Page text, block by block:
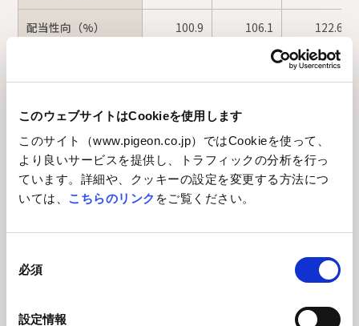
このウェブサイトはCookieを使用します
このサイト（www.pigeon.co.jp）ではCookieを使って、
より良いサービスを提供し、トラフィックの分析を行っ
ています。詳細や、クッキーの設定を変更する方法につ
いては、 こちらのリンク をご覧ください。
必須
設定情報
配当性向（%） 100.9 106.1 122.6
2013年8月1日を効力発生日として、普通株式1株につき2株の
株につき3株の割合で株式分割を行っています。